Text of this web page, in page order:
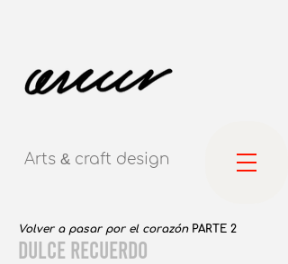
Arts & craft design
Volver a pasar por el corazón PARTE 2
DULCE RECUERDO